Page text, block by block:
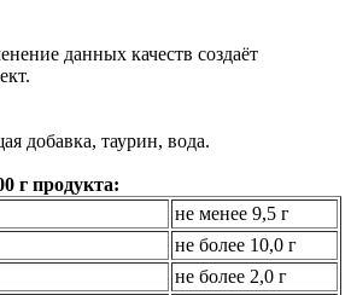
данных качеств создаёт
добавка, таурин, вода.
г продукта:
не менее 9,5 г
не более 10,0 г
не более 2,0 г